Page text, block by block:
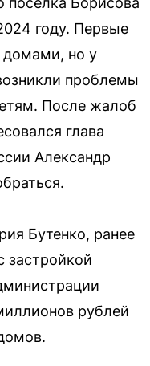
году. Первые
но у
проблемы
После жалоб
глава
Александр
Бутенко, ранее
застройкой
рублей